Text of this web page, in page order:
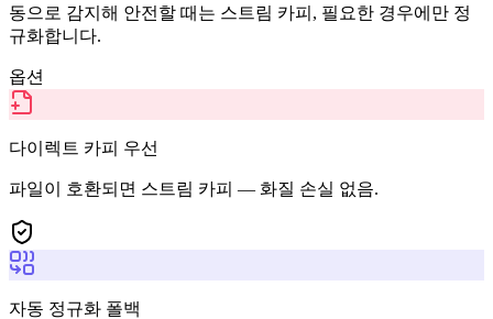
동으로 감지해 안전할 때는 스트림 카피, 필요한 경우에만 정
규화합니다.
옵션
다이렉트 카피 우선
파일이 호환되면 스트림 카피 — 화질 손실 없음.
자동 정규화 폴백